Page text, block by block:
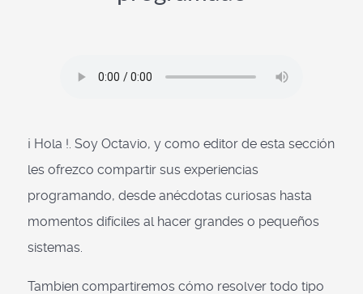
¡ Hola !. Soy Octavio, y como editor de esta sección
les ofrezco compartir sus experiencias
programando, desde anécdotas curiosas hasta
momentos difíciles al hacer grandes o pequeños
sistemas.
Tambien compartiremos cómo resolver todo tipo